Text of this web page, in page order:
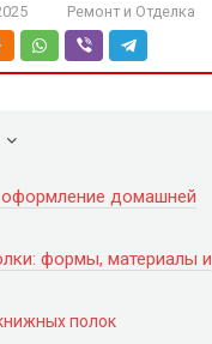
Ремонт и Отделка
домашней
формы, материалы и
полок